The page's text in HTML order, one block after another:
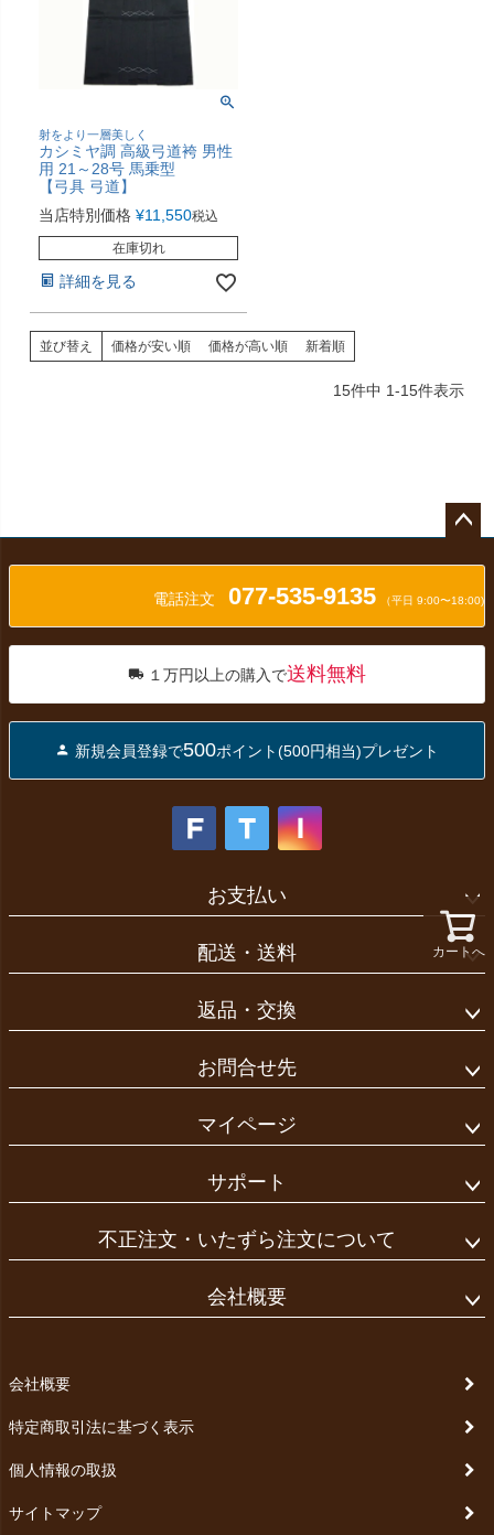
射をより一層美しく
カシミヤ調 高級弓道袴 男性
用 21～28号 馬乗型
【弓具 弓道】
当店特別価格 ¥11,550税込
在庫切れ
詳細を見る
並び替え 価格が安い順 価格が高い順 新着順
15件中 1-15件表示
カートへ
ップ
電話注文 077-535-9135 （平日 9:00〜18:00)
１万円以上の購入で送料無料
新規会員登録で500ポイント(500円相当)プレゼント
お支払い
配送・送料
返品・交換
お問合せ先
マイページ
サポート
不正注文・いたずら注文について
会社概要
会社概要
特定商取引法に基づく表示
個人情報の取扱
サイトマップ